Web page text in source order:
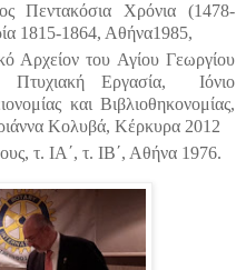
Πεντακόσια Χρόνια (1478-
1815-1864, Αθήνα1985,
Αρχείον του Αγίου Γεωργίου
Πτυχιακή Εργασία, Ιόνιο
και Βιβλιοθηκονομίας,
Κολυβά, Κέρκυρα 2012
τ. ΙΑ΄, τ. ΙΒ΄, Αθήνα 1976.